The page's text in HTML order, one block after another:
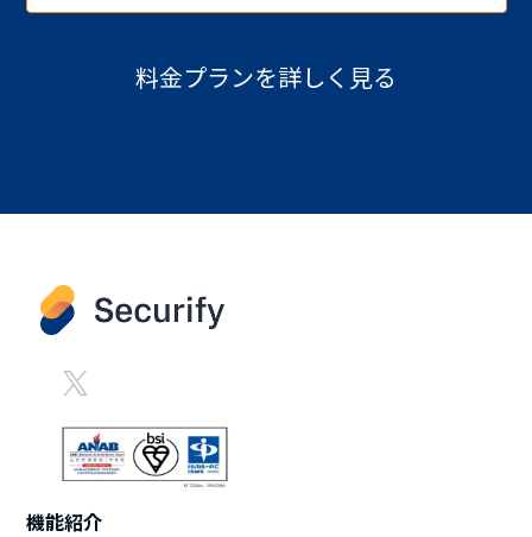
料金プランを詳しく見る
機能紹介